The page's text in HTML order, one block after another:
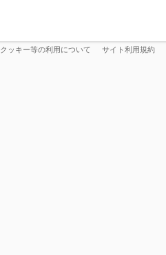
クッキー等の利用について サイト利用規約